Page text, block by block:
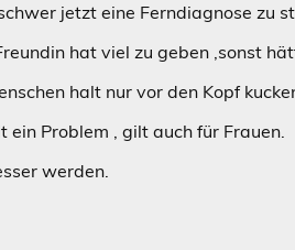
jetzt eine Ferndiagnose zu
hat viel zu geben ,sonst
halt nur vor den Kopf
ein Problem , gilt auch für Frauen.
werden.